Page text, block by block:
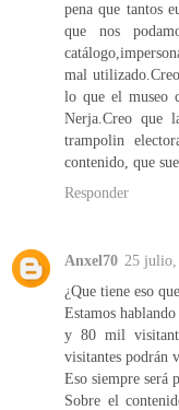
pena que tantos
que nos
mal
lo que el museo
Nerja.Creo que
trampolin
contenido, que
Responder
Anxel70 25 julio,
¿Que tiene eso
Estamos
y 80 mil
visitantes podrán
Eso siempre será
Sobre el